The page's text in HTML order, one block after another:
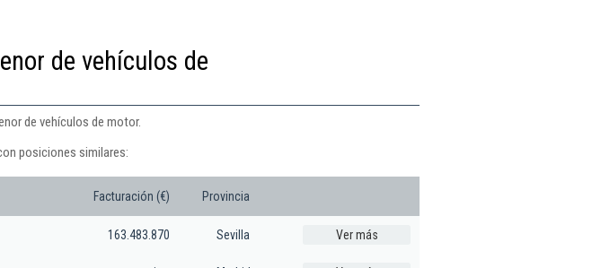
de vehículos de
de vehículos de motor.
posiciones similares:
Facturación (€) Provincia
163.483.870 Sevilla Ver más